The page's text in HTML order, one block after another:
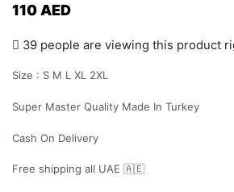
110AED
39 people are viewing this product
Size : S M L XL 2XL
Super Master Quality Made In Turkey
Cash On Delivery
Free shipping all UAE 🇦🇪